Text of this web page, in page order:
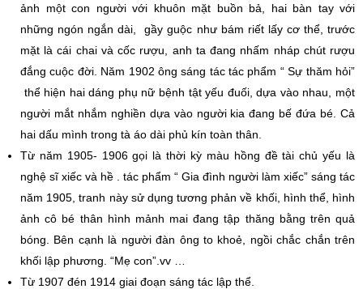
ảnh một con người với khuôn mặt buồn bả, hai bàn tay với
những ngón ngắn dài, gầy guộc như bám riết lấy cơ thể, trước
mặt là cái chai và cốc rượu, anh ta đang nhấm nháp chút rượu
đắng cuộc đời. Năm 1902 ông sáng tác tác phẩm “ Sự thăm hỏi”
thể hiện hai dáng phụ nữ bệnh tật yếu đuối, dựa vào nhau, một
người mắt nhắm nghiền dựa vào người kia đang bế đứa bé. Cả
hai dấu mình trong tà áo dài phủ kín toàn thân.
Từ năm 1905- 1906 gọi là thời kỳ màu hồng đề tài chủ yếu là
nghệ sĩ xiếc và hề . tác phẩm “ Gia đình người làm xiếc” sáng tác
năm 1905, tranh này sử dụng tương phản về khối, hình thể, hình
ảnh cô bé thân hình mảnh mai đang tập thăng bằng trên quả
bóng. Bên cạnh là người đàn ông to khoẻ, ngồi chắc chắn trên
khối lập phương. “Mẹ con”.vv …
Từ 1907 đén 1914 giai đoạn sáng tác lập thể.